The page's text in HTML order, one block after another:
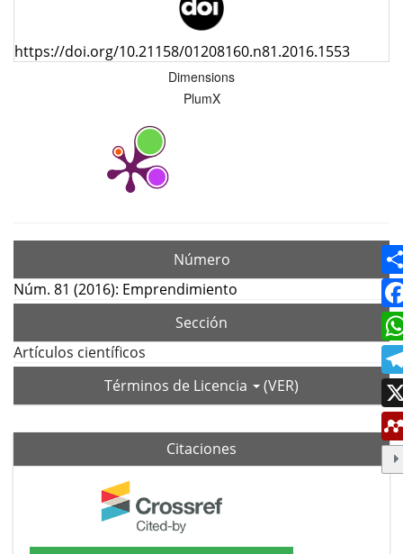
https://doi.org/10.21158/01208160.n81.2016.1553
Dimensions
PlumX
Número
Núm. 81 (2016): Emprendimiento
Sección
Artículos científicos
Términos de Licencia
(VER)
Citaciones